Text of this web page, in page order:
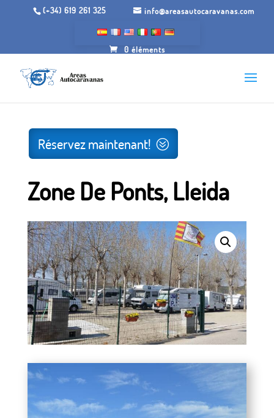
(+34) 619 261 325 info@areasautocaravanas.com
0 éléments
Lérida
Réservez maintenant!
Zone De Ponts, Lleida